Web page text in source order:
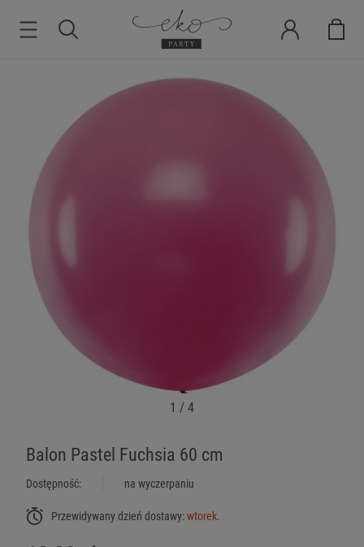
1 / 4
Balon Pastel Fuchsia 60 cm
Dostępność: na wyczerpaniu
Przewidywany dzień dostawy:wtorek.